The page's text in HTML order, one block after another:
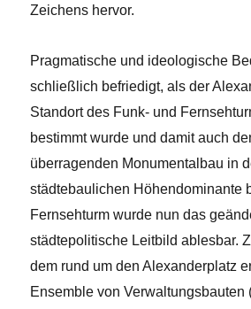
Zeichens hervor.
Pragmatische und ideologische
schließlich befriedigt, als der
Standort des Funk- und
bestimmt wurde und damit auch
überragenden Monumentalbau in
städtebaulichen Höhendominante
Fernsehturm wurde nun das
städtepolitische Leitbild ablesbar.
dem rund um den Alexanderplatz
Ensemble von Verwaltungsbauten